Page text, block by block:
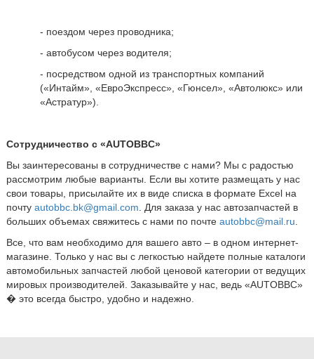
- поездом через проводника;
- автобусом через водителя;
- посредством одной из транспортных компаний
(«Интайм», «ЕвроЭкспресс», «Гюнсел», «Автолюкс» или
«Астратур»).
Сотрудничество с «AUTOBBC»
Вы заинтересованы в сотрудничестве с нами? Мы с радостью
рассмотрим любые варианты. Если вы хотите размещать у нас
свои товары, присылайте их в виде списка в формате Excel на
почту autobbc.bk@gmail.com . Для заказа у нас автозапчастей в
больших объемах свяжитесь с нами по почте autobbc@mail.ru
Все, что вам необходимо для вашего авто – в одном интернет-
магазине. Только у нас вы с легкостью найдете полные каталоги
автомобильных запчастей любой ценовой категории от ведущих
мировых производителей. Заказывайте у нас, ведь «AUTOBBC»
� это всегда быстро, удобно и надежно.